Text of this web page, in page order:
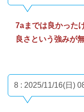
7aまでは良かった
良さという強みが
8 : 2025/11/16(日)